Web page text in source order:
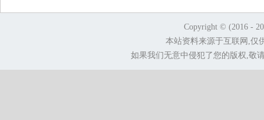
Copyright © (2016 -
本站资料来源于互联网,仅
如果我们无意中侵犯了您的版权,敬